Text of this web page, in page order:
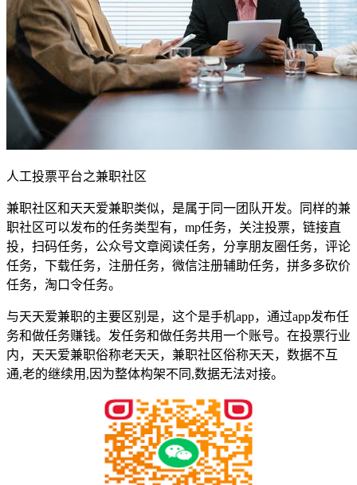
人工投票平台之兼职社区
兼职社区和天天爱兼职类似，是属于同一团队开发。同样的兼
职社区可以发布的任务类型有，mp任务，关注投票，链接直
投，扫码任务，公众号文章阅读任务，分享朋友圈任务，评论
任务，下载任务，注册任务，微信注册辅助任务，拼多多砍价
任务，淘口令任务。
与天天爱兼职的主要区别是，这个是手机app，通过app发布任
务和做任务赚钱。发任务和做任务共用一个账号。在投票行业
内，天天爱兼职俗称老天天，兼职社区俗称天天，数据不互
通,老的继续用,因为整体构架不同,数据无法对接。